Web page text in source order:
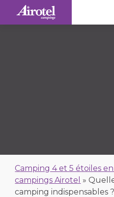
Camping 4 et 5 étoiles
campings Airotel »
camping indispensables ?